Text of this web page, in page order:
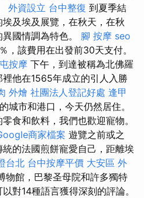
外資設立 台中整復 到夏季結
及埃及展覽，在秋天，在秋
國情調為特色。 腳 按摩 seo
，該費用在出發前30天支付。
按摩 下午，到達被稱為北佛羅
他在1565年成立的引人入勝
外燴 社團法人登記好處 逢甲
城市和港口，今天仍然居住。
食和飲料，我們也歡迎寵物。
商家檔案 遊覽之前或之
的法國煎餅寵愛自己，距離埃
台北 台中按摩平價 大安區 外
物館，巴黎圣母院和許多獨特
對14種語言獲得深刻的評論。